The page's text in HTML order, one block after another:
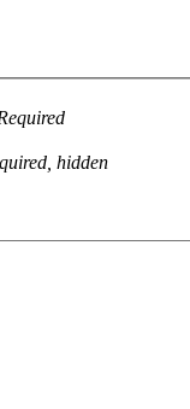
hidden